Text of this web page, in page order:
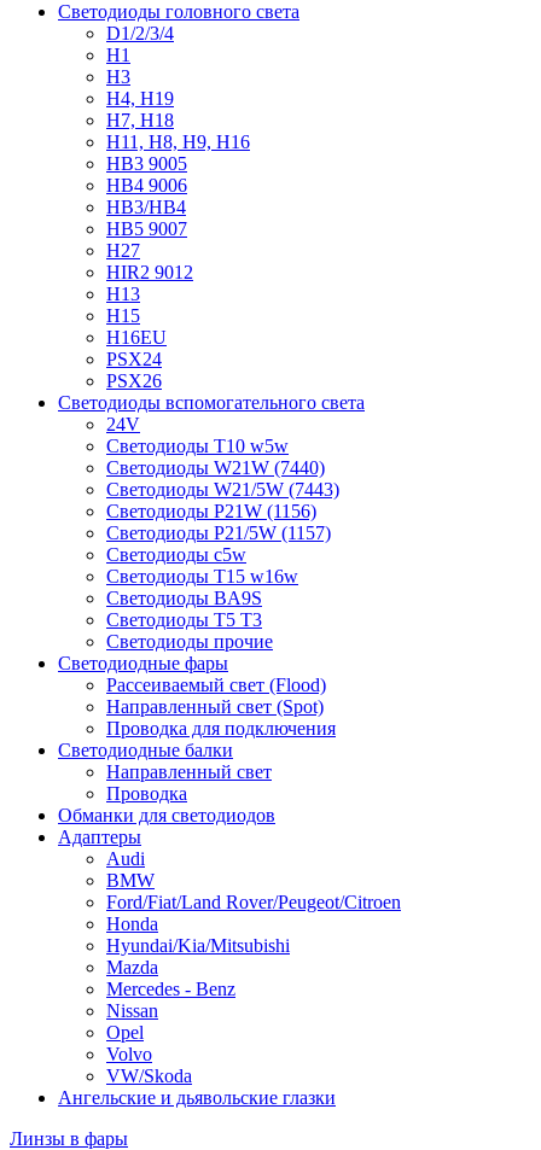
Светодиоды головного света
D1/2/3/4
H1
H3
H4, H19
H7, H18
H11, H8, H9, H16
HB3 9005
HB4 9006
HB3/HB4
HB5 9007
H27
HIR2 9012
H13
H15
H16EU
PSX24
PSX26
Светодиоды вспомогательного света
24V
Светодиоды T10 w5w
Светодиоды W21W (7440)
Светодиоды W21/5W (7443)
Светодиоды P21W (1156)
Светодиоды P21/5W (1157)
Светодиоды c5w
Светодиоды T15 w16w
Светодиоды BA9S
Светодиоды T5 T3
Светодиоды прочие
Светодиодные фары
Рассеиваемый свет (Flood)
Направленный свет (Spot)
Проводка для подключения
Светодиодные балки
Направленный свет
Проводка
Обманки для светодиодов
Адаптеры
Audi
BMW
Ford/Fiat/Land Rover/Peugeot/Citroen
Honda
Hyundai/Kia/Mitsubishi
Mazda
Mercedes - Benz
Nissan
Opel
Volvo
VW/Skoda
Ангельские и дьявольские глазки
Линзы в фары